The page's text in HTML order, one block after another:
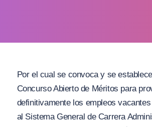
Por el cual se convoca y se
Concurso Abierto de Méritos para
definitivamente los empleos
al Sistema General de Carrera